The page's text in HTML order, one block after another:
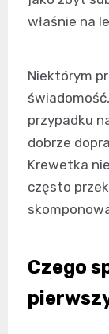
właśnie na
Niektórym
przypadku
dobrze
Krewetka
często
Czego